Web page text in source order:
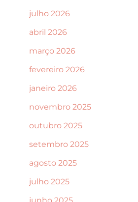
julho 2026
abril 2026
março 2026
fevereiro 2026
janeiro 2026
novembro 2025
outubro 2025
setembro 2025
agosto 2025
julho 2025